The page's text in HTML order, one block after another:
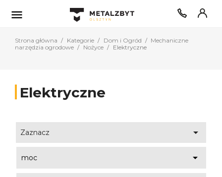

Strona główna Kategorie Dom i Ogród
Mechaniczne
narzędzia ogrodowe
Nożyce Elektryczne
Elektryczne
Zaznacz 
moc 